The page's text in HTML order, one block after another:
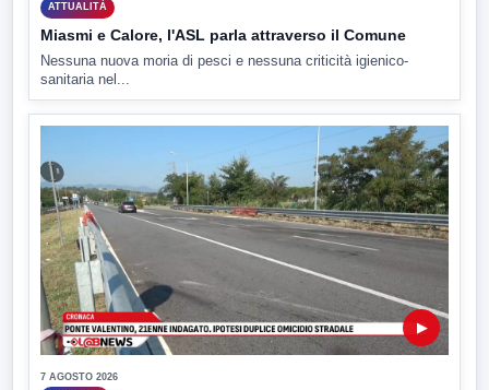
ATTUALITÀ
Miasmi e Calore, l'ASL parla attraverso il Comune
Nessuna nuova moria di pesci e nessuna criticità igienico-
sanitaria nel...
▶
7 AGOSTO 2026